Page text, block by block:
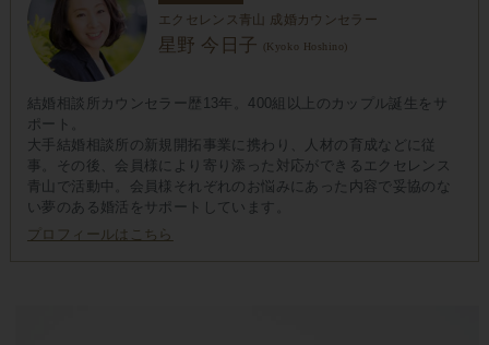
エクセレンス青山 成婚カウンセラー
星野 今日子 (Kyoko Hoshino)
結婚相談所カウンセラー歴13年。400組以上のカップル誕生をサ
ポート。
大手結婚相談所の新規開拓事業に携わり、人材の育成などに従
事。その後、会員様により寄り添った対応ができるエクセレンス
青山で活動中。会員様それぞれのお悩みにあった内容で妥協のな
い夢のある婚活をサポートしています。
プロフィールはこちら